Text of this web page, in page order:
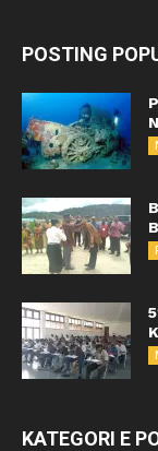
POSTING
KATEGORI E